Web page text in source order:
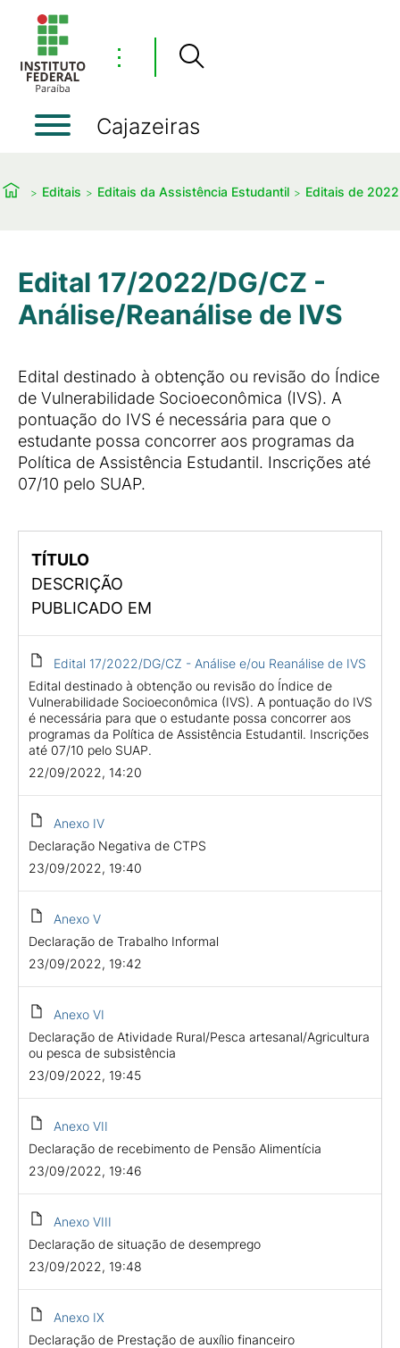
⋮
Cajazeiras
Editais Editais da Assistência Estudantil Editais de 2022
Edital 17/2022/DG/CZ -
Análise/Reanálise de IVS
Edital destinado à obtenção ou revisão do Índice
de Vulnerabilidade Socioeconômica (IVS). A
pontuação do IVS é necessária para que o
estudante possa concorrer aos programas da
Política de Assistência Estudantil. Inscrições até
07/10 pelo SUAP.
TÍTULO
DESCRIÇÃO
PUBLICADO EM
Edital 17/2022/DG/CZ - Análise e/ou Reanálise de IVS
Edital destinado à obtenção ou revisão do Índice de
Vulnerabilidade Socioeconômica (IVS). A pontuação do IVS
é necessária para que o estudante possa concorrer aos
programas da Política de Assistência Estudantil. Inscrições
até 07/10 pelo SUAP.
22/09/2022, 14:20
Anexo IV
Declaração Negativa de CTPS
23/09/2022, 19:40
Anexo V
Declaração de Trabalho Informal
23/09/2022, 19:42
Anexo VI
Declaração de Atividade Rural/Pesca artesanal/Agricultura
ou pesca de subsistência
23/09/2022, 19:45
Anexo VII
Declaração de recebimento de Pensão Alimentícia
23/09/2022, 19:46
Anexo VIII
Declaração de situação de desemprego
23/09/2022, 19:48
Anexo IX
Declaração de Prestação de auxílio financeiro